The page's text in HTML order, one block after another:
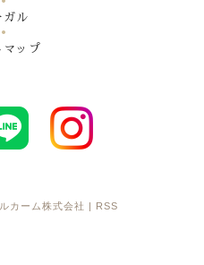
ガル
マップ
カーム株式会社 RSS